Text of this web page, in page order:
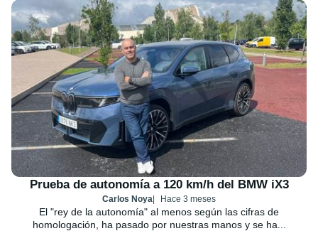
Prueba de autonomía a 120 km/h del BMW iX3
Carlos Noya Hace 3 meses
El "rey de la autonomía" al menos según las cifras de
homologación, ha pasado por nuestras manos y se ha...